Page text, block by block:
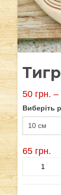
50 грн. –
Виберіть
65 грн.
чашці